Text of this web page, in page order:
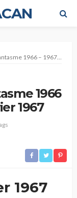
– 1967 Leçon du 18 Janvier 1967
1966
1967
1967